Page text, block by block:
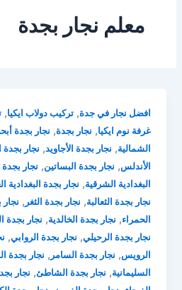
معلم نجار بجدة
افضل نجار في جدة,تركيب دولاب ايكيا,
غرفة نوم ايكيا, نجار بجدة, نجار بجدة
الشمالية, نجار بجدة الأجاويد, نجار بجدة
الأندلس, نجار بجدة البساتين, نجار بجدة
البغدادية الشرقية, نجار بجدة البغدادية
نجار بجدة الثعالبة, نجار بجدة الثغر , نجار
الحمراء, نجار بجدة الخالدية, نجار بجدة
نجار بجدة الرحيلي, نجار بجدة الروابي,
الرويس, نجار بجدة السامر , نجار بجدة
السليمانية, نجار بجدة الشاطئ, نجار